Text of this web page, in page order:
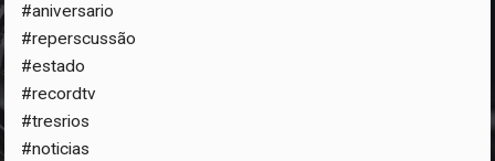
#aniversario
#reperscussão
#estado
#recordtv
#tresrios
#noticias